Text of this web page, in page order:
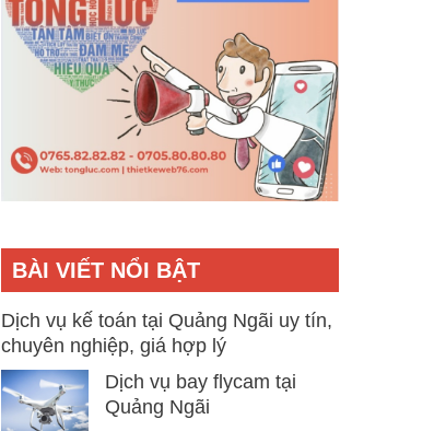
BÀI VIẾT NỔI BẬT
Dịch vụ kế toán tại Quảng Ngãi uy tín,
chuyên nghiệp, giá hợp lý
Dịch vụ bay flycam tại
Quảng Ngãi